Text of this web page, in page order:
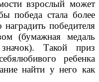
взрослый может
победа стала более
победителя
(бумажная медаль
Такой приз
ребенка
найти у него как